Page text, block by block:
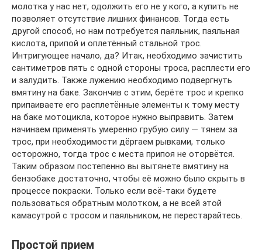
молотка у нас нет, одолжить его не у кого, а купить не
позволяет отсутствие лишних финансов. Тогда есть
другой способ, но нам потребуется паяльник, паяльная
кислота, припой и оплетённый стальной трос.
Интригующее начало, да? Итак, необходимо зачистить
сантиметров пять с одной стороны троса, расплести его
и залудить. Также лужению необходимо подвергнуть
вмятину на баке. Закончив с этим, берёте трос и крепко
припаиваете его расплетённые элементы к тому месту
на баке мотоцикла, которое нужно выправить. Затем
начинаем применять умеренно грубую силу — тянем за
трос, при необходимости дёргаем рывками, только
осторожно, тогда трос с места припоя не оторвётся.
Таким образом постепенно вы вытянете вмятину на
бензобаке достаточно, чтобы её можно было скрыть в
процессе покраски. Только если всё-таки будете
пользоваться обратным молотком, а не всей этой
камасутрой с тросом и паяльником, не перестарайтесь.
Простой прием